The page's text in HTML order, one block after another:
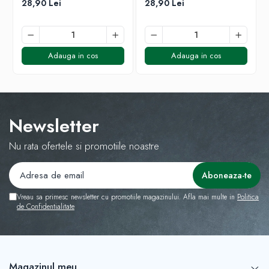
28,90 Lei
Adauga in cos
28,90 Lei
Adauga in cos
Newsletter
Nu rata ofertele si promotiile noastre
Vreau sa primesc newsletter cu promotiile magazinului. Afla mai multe in Politica
de Confidentialitate